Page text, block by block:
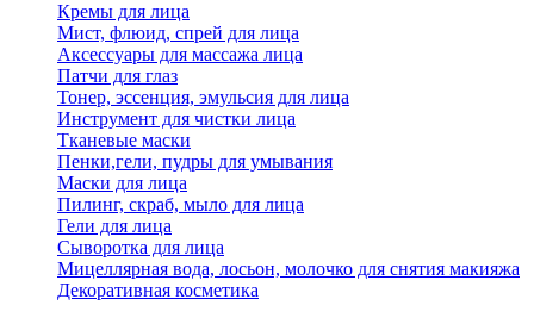
Кремы для лица
Мист, флюид, спрей для лица
Аксессуары для массажа лица
Патчи для глаз
Тонер, эссенция, эмульсия для лица
Инструмент для чистки лица
Тканевые маски
Пенки,гели, пудры для умывания
Маски для лица
Пилинг, скраб, мыло для лица
Гели для лица
Сыворотка для лица
Мицеллярная вода, лосьон, молочко для снятия макияжа
Декоративная косметика